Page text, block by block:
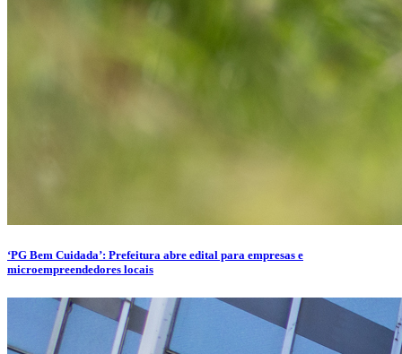
‘PG Bem Cuidada’: Prefeitura abre edital para empresas e
microempreendedores locais